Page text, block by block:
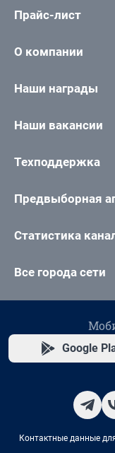
Прайс-лист
О компании
Наши награды
Наши вакансии
Техподдержка
Предвыборная
Статистика
Все города сети
Google
Контактные данные